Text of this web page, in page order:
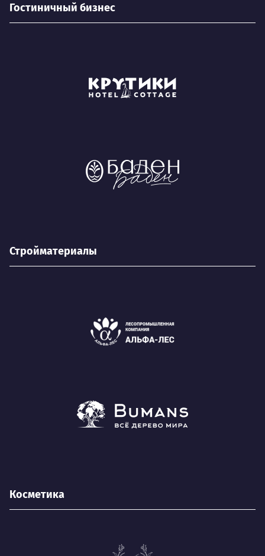
Гостиничный бизнес
Стройматериалы
Косметика